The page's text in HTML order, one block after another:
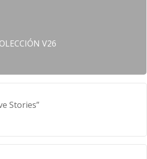
V26
Stories”